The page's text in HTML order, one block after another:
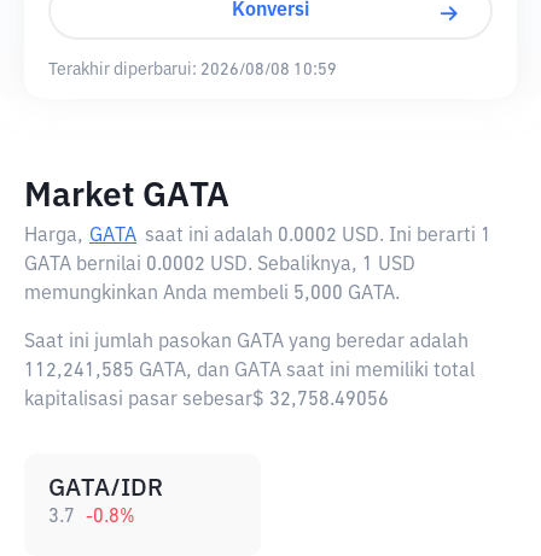
Konversi
Terakhir diperbarui: 2026/08/08 10:59
Market GATA
Harga, GATA saat ini adalah 0.0002 USD. Ini berarti 1
GATA bernilai 0.0002 USD. Sebaliknya, 1 USD
memungkinkan Anda membeli 5,000 GATA.
Saat ini jumlah pasokan GATA yang beredar adalah
112,241,585 GATA, dan GATA saat ini memiliki total
kapitalisasi pasar sebesar$ 32,758.49056
GATA/IDR
3.7 -0.8%